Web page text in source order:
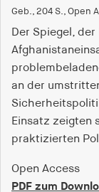
Geb., 204 S., Open
Der Spiegel,
an der
Einsatz zeigten
praktizierten
Open Access
PDF zum